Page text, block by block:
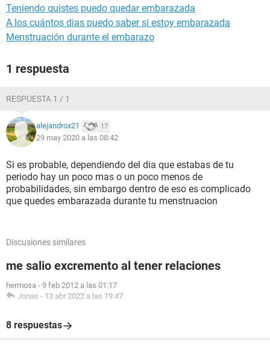
Teniendo quistes puedo quedar embarazada
A los cuántos dias puedo saber si estoy embarazada
Menstruación durante el embarazo
1 respuesta
RESPUESTA 1 / 1
alejandrox21 17
29 may 2020 a las 08:42
Si es probable, dependiendo del dia que estabas de tu
periodo hay un poco mas o un poco menos de
probabilidades, sin embargo dentro de eso es complicado
que quedes embarazada durante tu menstruacion
Discusiones similares
me salio excremento al tener relaciones
hermosa - 9 feb 2012 a las 01:17
Jonas - 13 abr 2022 a las 19:47
8 respuestas